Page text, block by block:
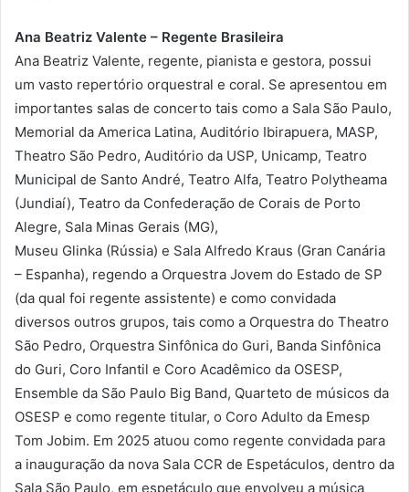
Ana Beatriz Valente – Regente Brasileira
Ana Beatriz Valente, regente, pianista e gestora, possui
um vasto repertório orquestral e coral. Se apresentou em
importantes salas de concerto tais como a Sala São Paulo,
Memorial da America Latina, Auditório Ibirapuera, MASP,
Theatro São Pedro, Auditório da USP, Unicamp, Teatro
Municipal de Santo André, Teatro Alfa, Teatro Polytheama
(Jundiaí), Teatro da Confederação de Corais de Porto
Alegre, Sala Minas Gerais (MG),
Museu Glinka (Rússia) e Sala Alfredo Kraus (Gran Canária
– Espanha), regendo a Orquestra Jovem do Estado de SP
(da qual foi regente assistente) e como convidada
diversos outros grupos, tais como a Orquestra do Theatro
São Pedro, Orquestra Sinfônica do Guri, Banda Sinfônica
do Guri, Coro Infantil e Coro Acadêmico da OSESP,
Ensemble da São Paulo Big Band, Quarteto de músicos da
OSESP e como regente titular, o Coro Adulto da Emesp
Tom Jobim. Em 2025 atuou como regente convidada para
a inauguração da nova Sala CCR de Espetáculos, dentro da
Sala São Paulo, em espetáculo que envolveu a música